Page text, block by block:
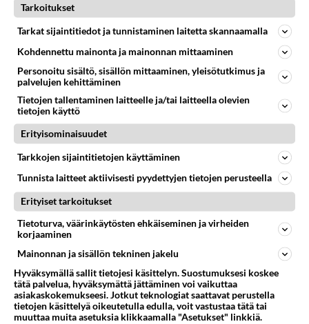
l
Taina
Minullakin on malli N15 96-00 ja siitä hajosi antenni:
kelvottomia - autoon jäi vain reiät ja radiosta tuleva
Kysyin merkkikorjaamosta; olisi maksanut 92 euroa -
en halua satsata vanhaan autoon tuollaista summaa.
Kerro ihmeessä, jos sait jostain edullisemmin, kiitos!
Lue lisää
2000-luvun Almerasta meni kattoantennista, joka
on tuulilasin yläpuolella edessä keskellä, piiska
aivan juuresta poikki. Pitäs siis vaihtaa myös
antennin jalka. Miten sen saa irti ja uuden tilalle?
Pitääkö verhoilua purkaa? Pääseekö käsiksi
ulkopuolelta?
Äänestä Kommentoi
TEST656
Tarkoitukset
Tarkat sijaintitiedot ja tunnistaminen laitetta skannaamalla
Kohdennettu mainonta ja mainonnan mittaaminen
Personoitu sisältö, sisällön mittaaminen, yleisötutkimus ja
palvelujen kehittäminen
Tietojen tallentaminen laitteelle ja/tai laitteella olevien
tietojen käyttö
Erityisominaisuudet
Tarkkojen sijaintitietojen käyttäminen
Tunnista laitteet aktiivisesti pyydettyjen tietojen perusteella
Erityiset tarkoitukset
Tietoturva, väärinkäytösten ehkäiseminen ja virheiden
korjaaminen
Mainonnan ja sisällön tekninen jakelu
Hyväksymällä sallit tietojesi käsittelyn. Suostumuksesi koskee
tätä palvelua, hyväksymättä jättäminen voi vaikuttaa
asiakaskokemukseesi. Jotkut teknologiat saattavat perustella
tietojen käsittelyä oikeutetulla edulla, voit vastustaa tätä tai
muuttaa muita asetuksia klikkaamalla "Asetukset" linkkiä.